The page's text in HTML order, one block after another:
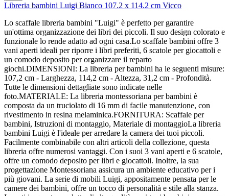
Libreria bambini Luigi Bianco 107.2 x 114.2 cm Vicco
Lo scaffale libreria bambini "Luigi" è perfetto per garantire
un'ottima organizzazione dei libri dei piccoli. Il suo design colorato e
funzionale lo rende adatto ad ogni casa.Lo scaffale bambini offre 3
vani aperti ideali per riporre i libri preferiti, 6 scatole per giocattoli e
un comodo deposito per organizzare il reparto
giochi.DIMENSIONI: La libreria per bambini ha le seguenti misure:
107,2 cm - Larghezza, 114,2 cm - Altezza, 31,2 cm - Profondità.
Tutte le dimensioni dettagliate sono indicate nelle
foto.MATERIALE: La libreria montessoriana per bambini è
composta da un truciolato di 16 mm di facile manutenzione, con
rivestimento in resina melaminica.FORNITURA: Scaffale per
bambini, Istruzioni di montaggio, Materiale di montaggioLa libreria
bambini Luigi è l'ideale per arredare la camera dei tuoi piccoli.
Facilmente combinabile con altri articoli della collezione, questa
libreria offre numerosi vantaggi. Con i suoi 3 vani aperti e 6 scatole,
offre un comodo deposito per libri e giocattoli. Inoltre, la sua
progettazione Montessoriana assicura un ambiente educativo per i
più giovani. La serie di mobili Luigi, appositamente pensata per le
camere dei bambini, offre un tocco di personalità e stile alla stanza.